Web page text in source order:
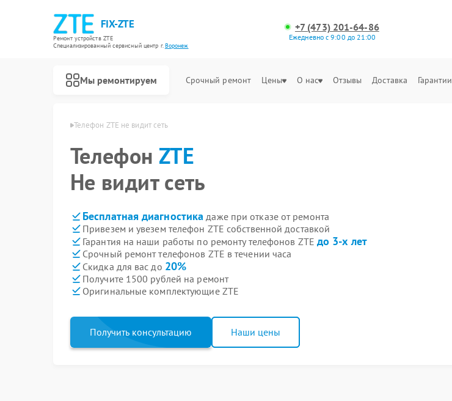
FIX-ZTE
Ремонт устройств ZTE
Специализированный cервисный центр г.Воронеж
+7 (473) 201-64-86
Ежедневно с 9:00 до 21:00
Мы ремонтируем Срочный ремонт Цены О нас Отзывы Доставка Гарантии
Телефон ZTE не видит сеть
Телефон ZTE
Не видит сеть
Бесплатная диагностика даже при отказе от ремонта
Привезем и увезем телефон ZTE собственной доставкой
Гарантия на наши работы по ремонту телефонов ZTE до 3-х лет
Срочный ремонт телефонов ZTE в течении часа
Скидка для вас до 20%
Получите 1500 рублей на ремонт
Оригинальные комплектующие ZTE
Получить консультацию Наши цены